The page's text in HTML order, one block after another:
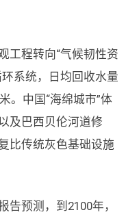
工程转向“气候韧性资
系统，日均回收水量
。中国“海绵城市”体
及巴西贝伦河道修
比传统灰色基础设施
告预测，到2100年，